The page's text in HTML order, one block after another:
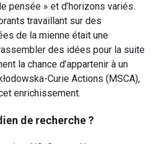
pensée » et d’horizons variés.
travaillant sur des
de la mienne était une
des idées pour la suite
la chance d’appartenir à un
Curie Actions (MSCA),
enrichissement.
de recherche ?